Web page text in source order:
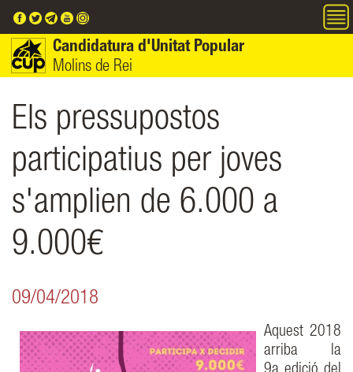
Candidatura d'Unitat Popular
Molins de Rei
Els pressupostos
participatius per joves
s'amplien de 6.000 a
9.000€
09/04/2018
Aquest 2018
arriba la